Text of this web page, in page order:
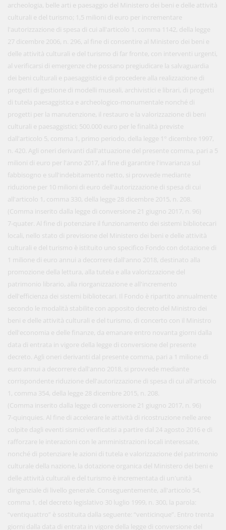
archeologia, belle arti e paesaggio del Ministero dei beni e delle attività
culturali e del turismo; 1,5 milioni di euro per incrementare
l'autorizzazione di spesa di cui all'articolo 1, comma 1142, della legge
27 dicembre 2006, n. 296, al fine di consentire al Ministero dei beni e
delle attività culturali e del turismo di far fronte, con interventi urgenti,
al verificarsi di emergenze che possano pregiudicare la salvaguardia
dei beni culturali e paesaggistici e di procedere alla realizzazione di
progetti di gestione di modelli museali, archivistici e librari, di progetti
di tutela paesaggistica e archeologico-monumentale nonché di
progetti per la manutenzione, il restauro e la valorizzazione di beni
culturali e paesaggistici; 500.000 euro per le finalità previste
dall'articolo 5, comma 1, primo periodo, della legge 1° dicembre 1997,
n. 420. Agli oneri derivanti dall'attuazione del presente comma, pari a 5
milioni di euro per l'anno 2017, al fine di garantire l'invarianza sul
fabbisogno e sull'indebitamento netto, si provvede mediante
riduzione per 10 milioni di euro dell'autorizzazione di spesa di cui
all'articolo 1, comma 330, della legge 28 dicembre 2015, n. 208.
(Comma inserito dalla legge di conversione 21 giugno 2017, n. 96)
7-quater. Al fine di potenziare il funzionamento dei sistemi bibliotecari
locali, nello stato di previsione del Ministero dei beni e delle attività
culturali e del turismo è istituito uno specifico Fondo con dotazione di
1 milione di euro annui a decorrere dall'anno 2018, destinato alla
promozione della lettura, alla tutela e alla valorizzazione del
patrimonio librario, alla riorganizzazione e all'incremento
dell'efficienza dei sistemi bibliotecari. Il Fondo è ripartito annualmente
secondo le modalità stabilite con apposito decreto del Ministro dei
beni e delle attività culturali e del turismo, di concerto con il Ministro
dell'economia e delle finanze, da emanare entro novanta giorni dalla
data di entrata in vigore della legge di conversione del presente
decreto. Agli oneri derivanti dal presente comma, pari a 1 milione di
euro annui a decorrere dall'anno 2018, si provvede mediante
corrispondente riduzione dell'autorizzazione di spesa di cui all'articolo
1, comma 354, della legge 28 dicembre 2015, n. 208.
(Comma inserito dalla legge di conversione 21 giugno 2017, n. 96)
7-quinquies. Al fine di accelerare le attività di ricostruzione nelle aree
colpite dagli eventi sismici verificatisi a partire dal 24 agosto 2016 e di
rafforzare le interazioni con le amministrazioni locali interessate,
nonché di potenziare le azioni di tutela e valorizzazione del patrimonio
culturale della nazione, la dotazione organica del Ministero dei beni e
delle attività culturali e del turismo è incrementata di un'unità
dirigenziale di livello generale. Conseguentemente, all'articolo 54,
comma 1, del decreto legislativo 30 luglio 1999, n. 300, la parola:
“ventiquattro” è sostituita dalla seguente: “venticinque”. Entro trenta
giorni dalla data di entrata in vigore della legge di conversione del